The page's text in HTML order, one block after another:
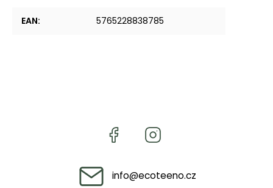
EAN: 5765228838785
info@ecoteeno.cz